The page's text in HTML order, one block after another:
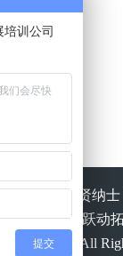
招贤纳士
武汉寰宇跃动
yjetz.com All
训公司
提交